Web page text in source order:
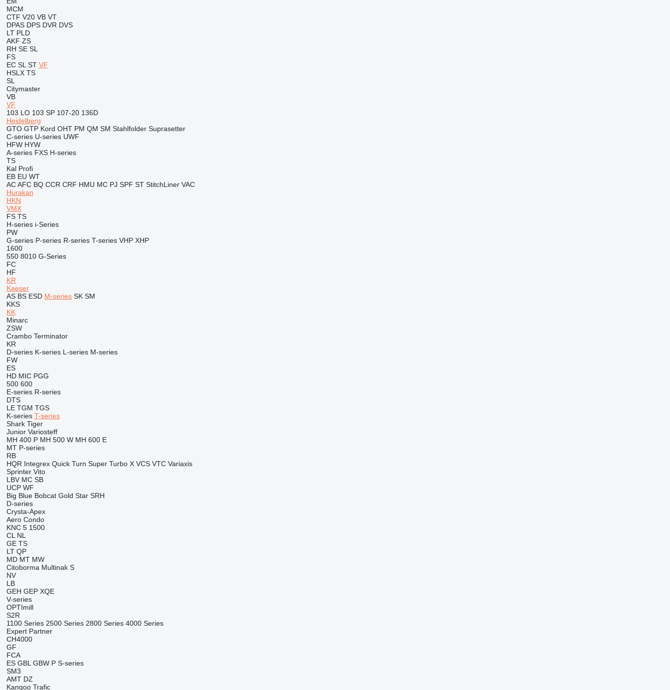
MCM
CTF V20 VB VT
DPAS DPS DVR DVS
LT PLD
AKF ZS
RH SE SL
FS
EC SL ST VF
HSLX TS
SL
Citymaster
VB
VF
103 LO 103 SP 107-20 136D
Heidelberg
GTO GTP Kord OHT PM QM SM Stahlfolder Suprasetter
C-series U-series UWF
HFW HYW
A-series FXS H-series
TS
Kal Profi
EB EU WT
AC AFC BQ CCR CRF HMU MC PJ SPF ST StitchLiner VAC
Hurakan
HKN
VMX
FS TS
H-series i-Series
PW
G-series P-series R-series T-series VHP XHP
1600
550 8010 G-Series
FC
HF
KR
Kaeser
AS BS ESD M-series SK SM
KKS
KK
Minarc
ZSW
Crambo Terminator
KR
D-series K-series L-series M-series
FW
ES
HD MIC PGG
500 600
E-series R-series
DTS
LE TGM TGS
K-series T-series
Shark Tiger
Junior Variosteff
MH 400 P MH 500 W MH 600 E
MT P-series
RB
HQR Integrex Quick Turn Super Turbo X VCS VTC Variaxis
Sprinter Vito
LBV MC SB
UCP WF
Big Blue Bobcat Gold Star SRH
D-series
Crysta-Apex
Aero Condo
KNC 5 1500
CL NL
GE TS
LT QP
MD MT MW
Citoborma Multinak S
NV
LB
GEH GEP XQE
V-series
OPTImill
S2R
1100 Series 2500 Series 2800 Series 4000 Series
Expert Partner
CH4000
GF
FCA
ES GBL GBW P S-series
SM3
AMT DZ
Kangoo Trafic